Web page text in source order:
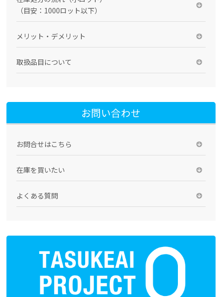
（目安：1000ロット以下）
メリット・デメリット
取扱品目について
お問い合わせ
お問合せはこちら
在庫を買いたい
よくある質問